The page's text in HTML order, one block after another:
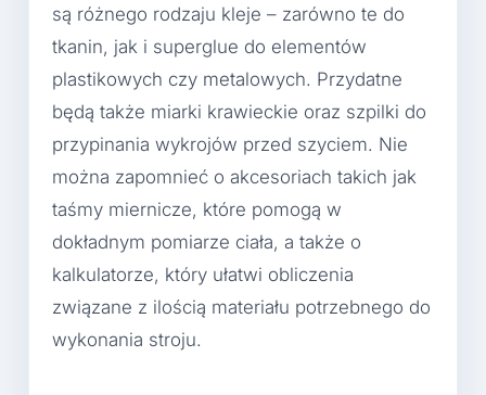
są różnego rodzaju kleje – zarówno te do
tkanin, jak i superglue do elementów
plastikowych czy metalowych. Przydatne
będą także miarki krawieckie oraz szpilki do
przypinania wykrojów przed szyciem. Nie
można zapomnieć o akcesoriach takich jak
taśmy miernicze, które pomogą w
dokładnym pomiarze ciała, a także o
kalkulatorze, który ułatwi obliczenia
związane z ilością materiału potrzebnego do
wykonania stroju.